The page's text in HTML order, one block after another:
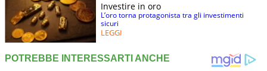
Investire in oro
L’oro torna protagonista tra gli investimenti
sicuri
LEGGI